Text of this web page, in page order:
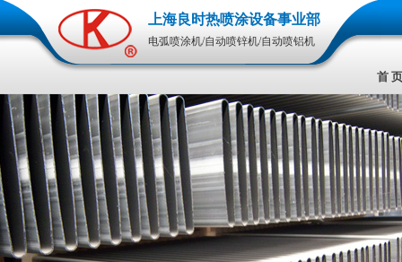
上海良时热喷涂设备事业部
电弧喷涂机/自动喷锌机/自动喷铝机
首